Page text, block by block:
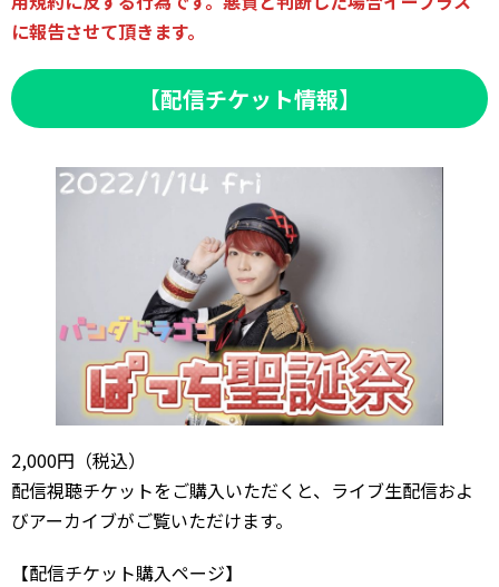
に報告させて頂きます。
【配信チケット情報】
2,000円（税込）
配信視聴チケットをご購入いただくと、ライブ生配信およ
びアーカイブがご覧いただけます。
【配信チケット購入ページ】